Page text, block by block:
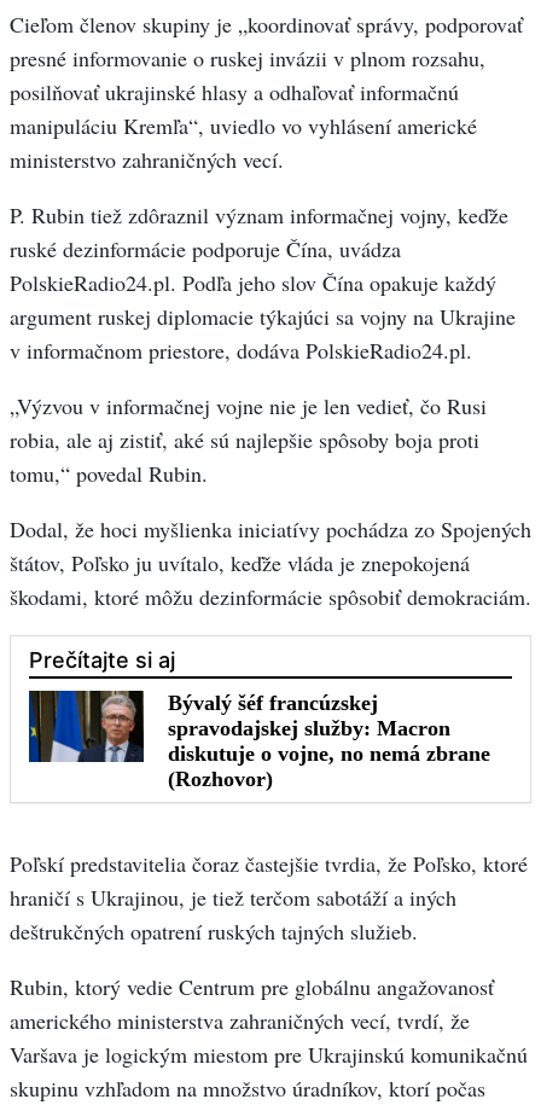
Cieľom členov skupiny je „koordinovať správy, podporovať
presné informovanie o ruskej invázii v plnom rozsahu,
posilňovať ukrajinské hlasy a odhaľovať informačnú
manipuláciu Kremľa“, uviedlo vo vyhlásení americké
ministerstvo zahraničných vecí.
P. Rubin tiež zdôraznil význam informačnej vojny, keďže
ruské dezinformácie podporuje Čína, uvádza
PolskieRadio24.pl. Podľa jeho slov Čína opakuje každý
argument ruskej diplomacie týkajúci sa vojny na Ukrajine
v informačnom priestore, dodáva PolskieRadio24.pl.
„Výzvou v informačnej vojne nie je len vedieť, čo Rusi
robia, ale aj zistiť, aké sú najlepšie spôsoby boja proti
tomu,“ povedal Rubin.
Dodal, že hoci myšlienka iniciatívy pochádza zo Spojených
štátov, Poľsko ju uvítalo, keďže vláda je znepokojená
škodami, ktoré môžu dezinformácie spôsobiť demokraciám.
Poľskí predstavitelia čoraz častejšie tvrdia, že Poľsko, ktoré
hraničí s Ukrajinou, je tiež terčom sabotáží a iných
deštrukčných opatrení ruských tajných služieb.
Rubin, ktorý vedie Centrum pre globálnu angažovanosť
amerického ministerstva zahraničných vecí, tvrdí, že
Varšava je logickým miestom pre Ukrajinskú komunikačnú
skupinu vzhľadom na množstvo úradníkov, ktorí počas